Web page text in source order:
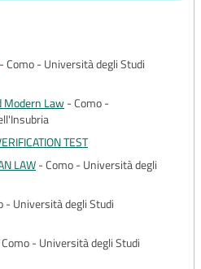
-Como - Università degli Studi
Modern Law-Como -
TEST
LAW-Como - Università degli
- Università degli Studi
Como - Università degli Studi